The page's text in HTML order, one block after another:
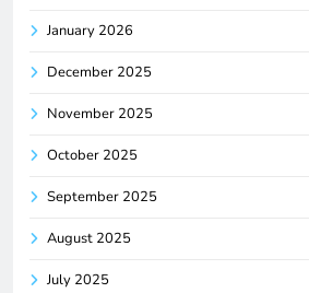
January 2026
December 2025
November 2025
October 2025
September 2025
August 2025
July 2025